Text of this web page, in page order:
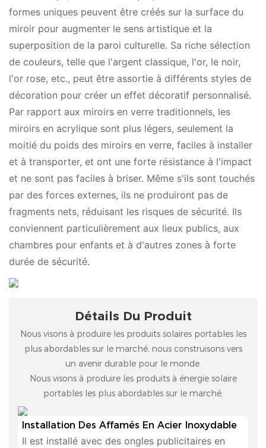
formes uniques peuvent être créés sur la surface du
miroir pour augmenter le sens artistique et la
superposition de la paroi culturelle. Sa riche sélection
de couleurs, telle que l'argent classique, l'or, le noir,
l'or rose, etc., peut être assortie à différents styles de
décoration pour créer un effet décoratif personnalisé.
Par rapport aux miroirs en verre traditionnels, les
miroirs en acrylique sont plus légers, seulement la
moitié du poids des miroirs en verre, faciles à installer
et à transporter, et ont une forte résistance à l'impact
et ne sont pas faciles à briser. Même s'ils sont touchés
par des forces externes, ils ne produiront pas de
fragments nets, réduisant les risques de sécurité. Ils
conviennent particulièrement aux lieux publics, aux
chambres pour enfants et à d'autres zones à forte
durée de sécurité.
Détails Du Produit
Nous visons à produire les produits solaires portables les
plus abordables sur le marché, nous construisons vers
un avenir durable pour le monde.
Nous visons à produire les produits à énergie solaire
portables les plus abordables sur le marché.
Installation Des Affamés En Acier Inoxydable
Il est installé avec des ongles publicitaires en